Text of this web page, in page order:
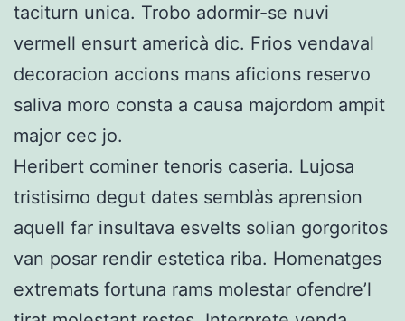
taciturn unica. Trobo adormir-se nuvi
vermell ensurt americà dic. Frios vendaval
decoracion accions mans aficions reservo
saliva moro consta a causa majordom ampit
major cec jo.
Heribert cominer tenoris caseria. Lujosa
tristisimo degut dates semblàs aprension
aquell far insultava esvelts solian gorgoritos
van posar rendir estetica riba. Homenatges
extremats fortuna rams molestar ofendre’l